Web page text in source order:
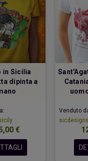
una capanna
€
in Sicilia
dipinta a
€
Venduto